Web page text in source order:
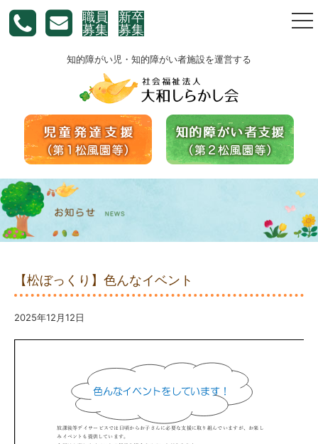
職員
募集
新卒
募集
知的障がい児・知的障がい者施設を運営する
【松ぼっくり】色んなイベント
2025年12月12日